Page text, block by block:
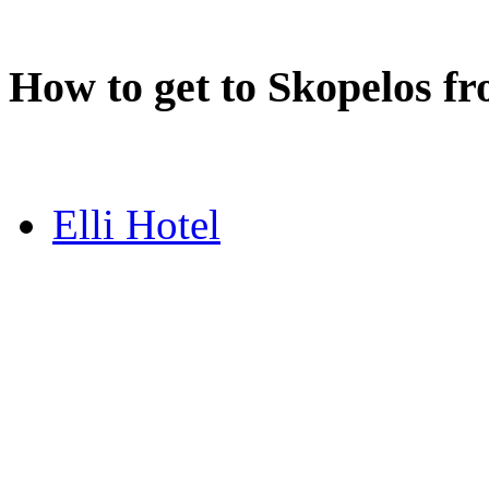
How to get to Skopelos
Elli Hotel